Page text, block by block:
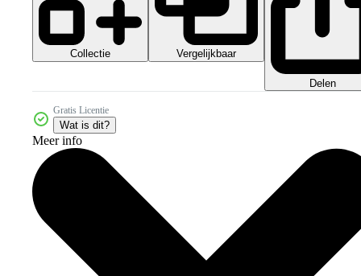
Collectie Vergelijkbaar
Delen
Gratis Licentie
Wat is dit?
Meer info